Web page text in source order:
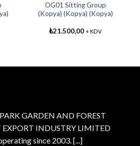
OG01 Sitting Group
(Kopya) (Kopya) (Kopya)
₺21.500,00 + KDV
GARDEN AND FOREST
INDUSTRY LIMITED
since 2003.[...]